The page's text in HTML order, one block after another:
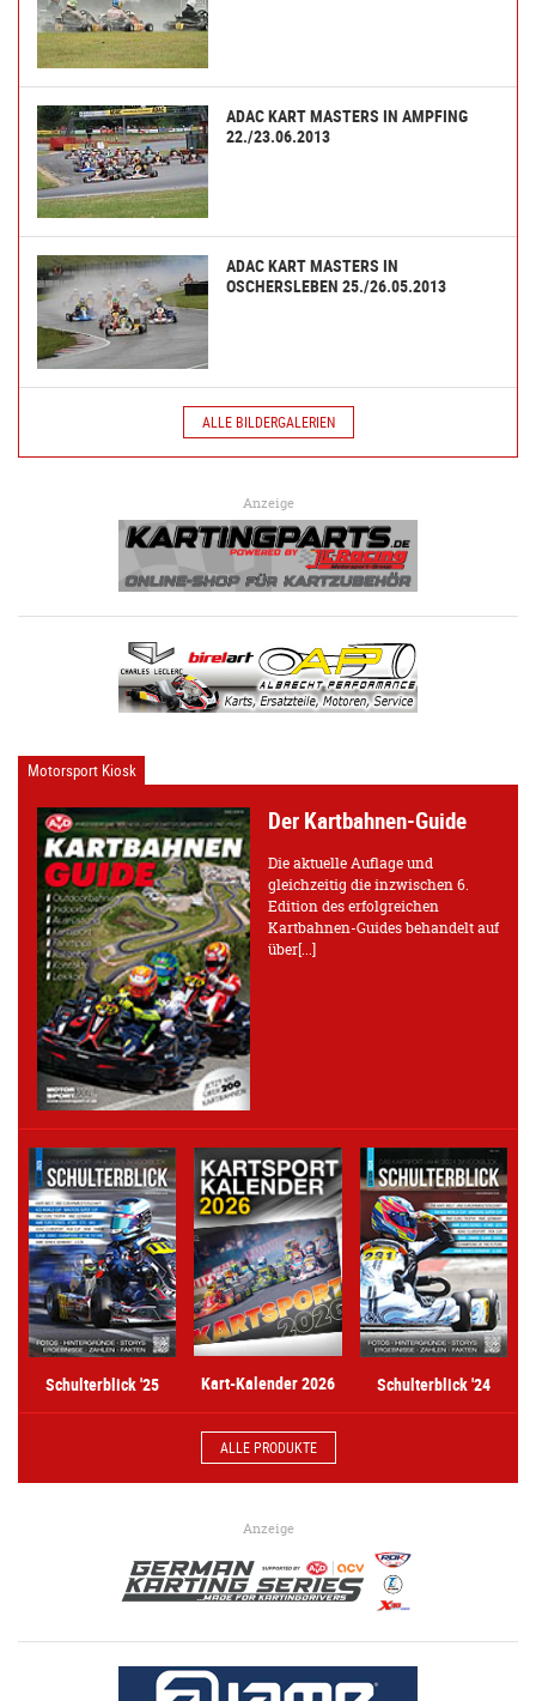
ADAC KART MASTERS IN AMPFING
22./23.06.2013
ADAC KART MASTERS IN
OSCHERSLEBEN 25./26.05.2013
ALLE BILDERGALERIEN
Anzeige
Motorsport Kiosk
Der Kartbahnen-Guide
Die aktuelle Auflage und
gleichzeitig die inzwischen 6.
Edition des erfolgreichen
Kartbahnen-Guides behandelt auf
über[...]
Schulterblick '25 Kart-Kalender 2026 Schulterblick '24
ALLE PRODUKTE
Anzeige